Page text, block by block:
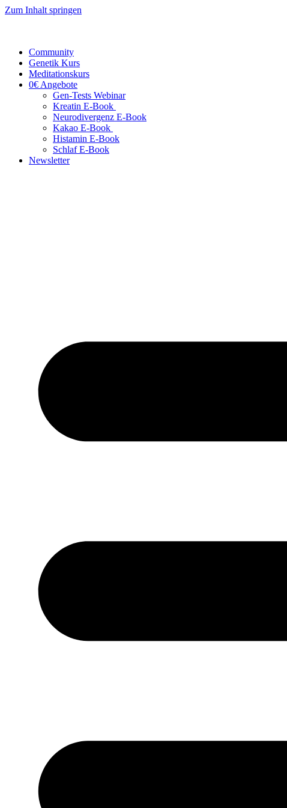
Zum Inhalt springen
Community
Genetik Kurs
Meditationskurs
0€ Angebote
Gen-Tests Webinar
Kreatin E-Book
Neurodivergenz E-Book
Kakao E-Book
Histamin E-Book
Schlaf E-Book
Newsletter